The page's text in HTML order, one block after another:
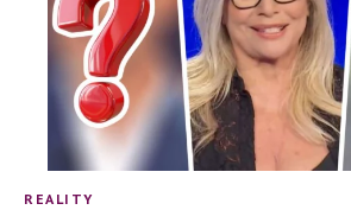
REALITY